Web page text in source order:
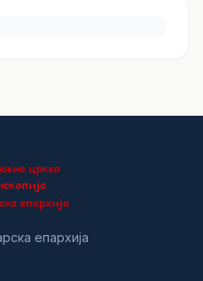
епархија